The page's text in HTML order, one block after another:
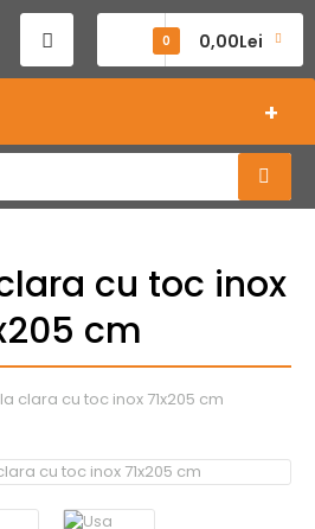
0 0,00Lei
cu toc inox
cm
clara cu toc inox 71x205 cm